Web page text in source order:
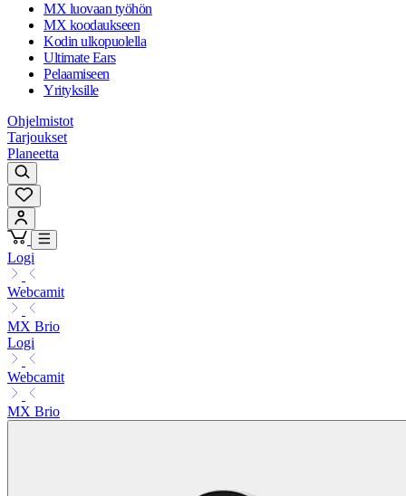
MX luovaan työhön
MX koodaukseen
Kodin ulkopuolella
Ultimate Ears
Pelaamiseen
Yrityksille
Ohjelmistot
Tarjoukset
Planeetta
Logi
Webcamit
MX Brio
Logi
Webcamit
MX Brio